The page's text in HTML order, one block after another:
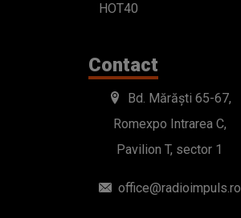
HOT40
Contact
Bd. Mărăști 65-67,
Romexpo Intrarea C,
Pavilion T, sector 1
office@radioimpuls.ro